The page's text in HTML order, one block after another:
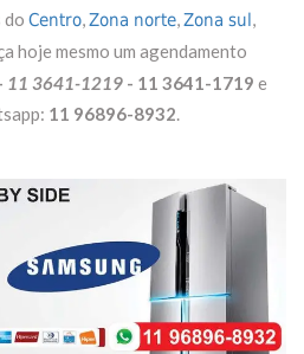
do Centro,Zona norte,Zona sul,
hoje mesmo um agendamento
11 3641-1219 - 11 3641-1719 e
11 96896-8932.